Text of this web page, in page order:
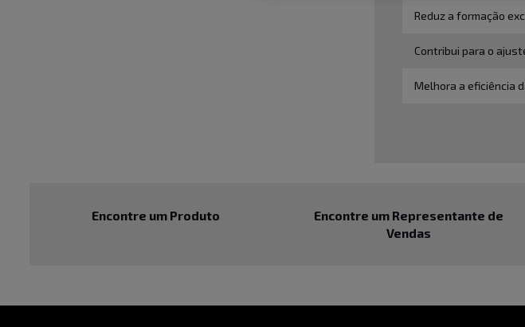
Reduz a formação
Contribui para o
Melhora a eficiência
Encontre um Produto
Encontre um Representante de
Vendas